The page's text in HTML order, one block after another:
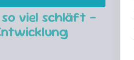
viel schläft –